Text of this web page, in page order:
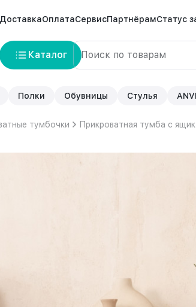
ДоставкаОплатаСервисПартнёрамСтатус
Каталог
Полки Обувницы Стулья
тумбочки Прикроватная тумба с